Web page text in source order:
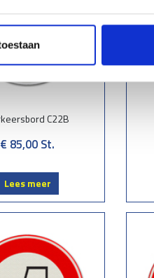
C22B
€ 85,00 St.
Lees meer